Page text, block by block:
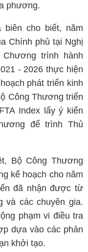
phương.
biên cho biết, năm
Chính phủ tại Nghị
trình hành
- 2026 thực hiện
phát triển kinh
Công Thương triển
Index lấy ý kiến
để trình Thủ
Bộ Công Thương
kế hoạch cho năm
đã nhận được từ
và các chuyên gia.
phạm vi điều tra
dựa vào các phản
khởi tạo.